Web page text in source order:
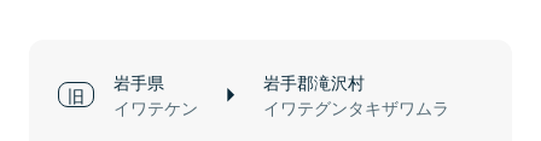
岩手県
イワテケン
岩手郡滝沢村
イワテグンタキザワムラ